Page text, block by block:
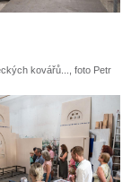
kovářů..., foto Petr